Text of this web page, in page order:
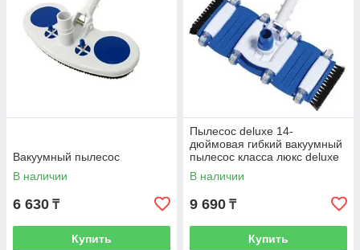
Вакуумный пылесос
В наличии
6 630 ₸
Купить
Пылесос deluxe 14-
дюймовая гибкий вакуумный
пылесос класса люкс deluxe
В наличии
9 690 ₸
Купить